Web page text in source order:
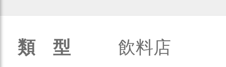
類 型
飲料店